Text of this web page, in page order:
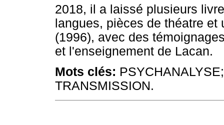
2018, il a laissé plusieurs
langues, pièces de théatre
(1996), avec des
et l'enseignement de Lacan.
Mots clés:
TRANSMISSION.